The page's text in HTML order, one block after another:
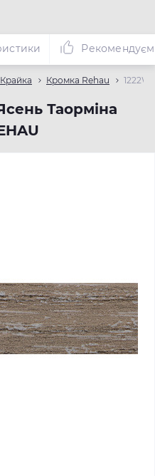
Крайка Кромка Rehau 1222W
Таорміна